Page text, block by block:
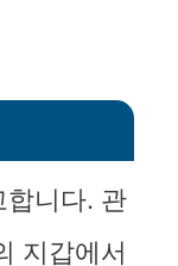
합니다. 관
지갑에서